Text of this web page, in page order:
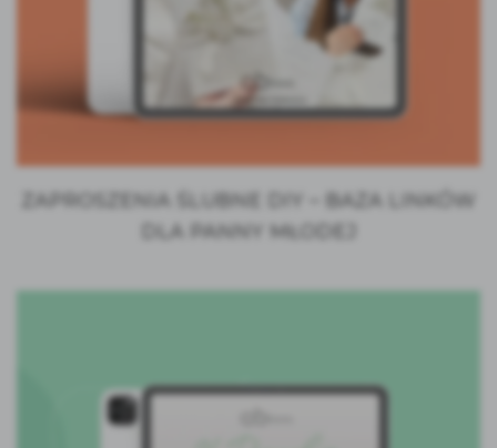
ZAPROSZENIA ŚLUBNE DIY – BAZA LINKÓW
DLA PANNY MŁODEJ